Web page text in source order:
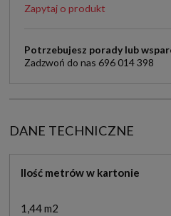
Zapytaj o produkt
Potrzebujesz porady lub
Zadzwoń do nas 696 014 398
DANE TECHNICZNE
Ilość metrów w kartonie
1,44 m2